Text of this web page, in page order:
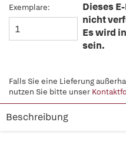
Exemplare:
Dieses
nicht
Es wird
sein.
Falls Sie eine Lieferung
nutzen Sie bitte unser
Beschreibung